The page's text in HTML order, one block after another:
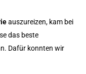
auszureizen, kam bei
das beste
Dafür konnten wir